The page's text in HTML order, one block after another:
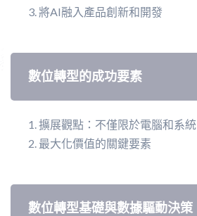
將AI融入產品創新和開發
數位轉型的成功要素
擴展觀點：不僅限於電腦和系統
最大化價值的關鍵要素
數位轉型基礎與數據驅動決策